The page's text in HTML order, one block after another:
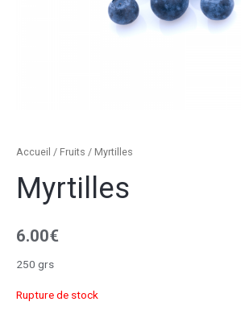
Accueil / Fruits / Myrtilles
Myrtilles
6.00€
250 grs
Rupture de stock